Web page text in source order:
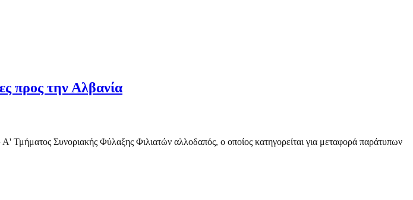
προς την Αλβανία
Συνοριακής Φύλαξης Φιλιατών αλλοδαπός, ο οποίος κατηγορείται για μεταφορά παράτυπων